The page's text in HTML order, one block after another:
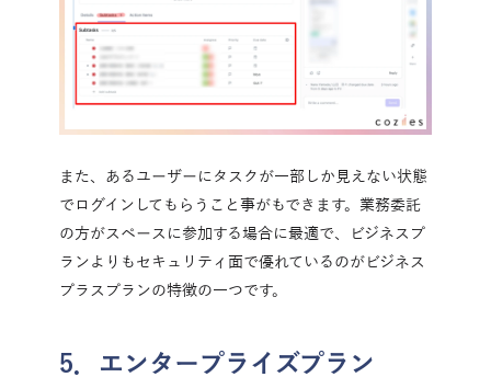
また、あるユーザーにタスクが一部しか見えない状態
でログインしてもらうこと事がもできます。業務委託
の方がスペースに参加する場合に最適で、ビジネスプ
ランよりもセキュリティ面で優れているのがビジネス
プラスプランの特徴の一つです。
5．エンタープライズプラン